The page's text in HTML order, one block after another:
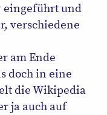
eingeführt und
verschiedene
am Ende
doch in eine
die Wikipedia
ja auch auf